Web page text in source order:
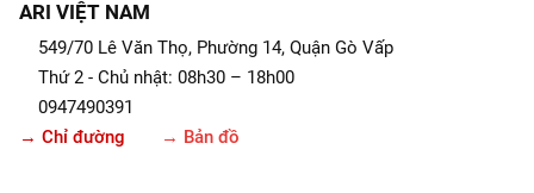
ARI VIỆT NAM
549/70 Lê Văn Thọ, Phường 14, Quận Gò Vấp
Thứ 2 - Chủ nhật: 08h30 – 18h00
0947490391
→ Chỉ đường
→ Bản đồ